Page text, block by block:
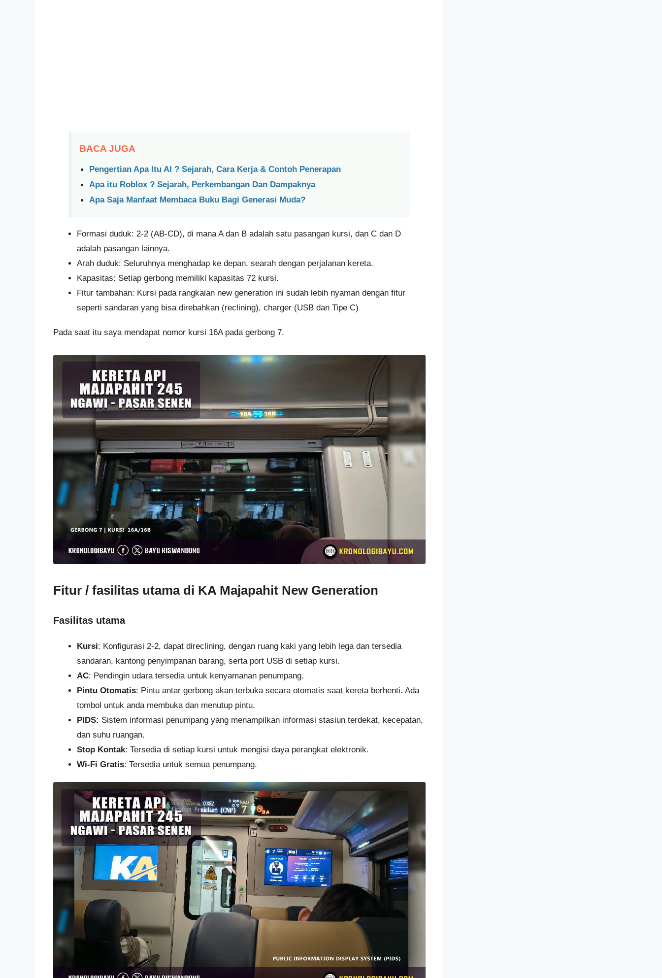
BACA JUGA
Pengertian Apa Itu AI ? Sejarah, Cara Kerja & Contoh Penerapan
Apa itu Roblox ? Sejarah, Perkembangan Dan Dampaknya
Apa Saja Manfaat Membaca Buku Bagi Generasi Muda?
Formasi duduk: 2-2 (AB-CD), di mana A dan B adalah satu pasangan kursi, dan C dan D
adalah pasangan lainnya.
Arah duduk: Seluruhnya menghadap ke depan, searah dengan perjalanan kereta.
Kapasitas: Setiap gerbong memiliki kapasitas 72 kursi.
Fitur tambahan: Kursi pada rangkaian new generation ini sudah lebih nyaman dengan fitur
seperti sandaran yang bisa direbahkan (reclining), charger (USB dan Tipe C)
Pada saat itu saya mendapat nomor kursi 16A pada gerbong 7.
Fitur / fasilitas utama di KA Majapahit New Generation
Fasilitas utama
Kursi: Konfigurasi 2-2, dapat direclining, dengan ruang kaki yang lebih lega dan tersedia
sandaran, kantong penyimpanan barang, serta port USB di setiap kursi.
AC: Pendingin udara tersedia untuk kenyamanan penumpang.
Pintu Otomatis: Pintu antar gerbong akan terbuka secara otomatis saat kereta berhenti. Ada
tombol untuk anda membuka dan menutup pintu.
PIDS: Sistem informasi penumpang yang menampilkan informasi stasiun terdekat, kecepatan,
dan suhu ruangan.
Stop Kontak: Tersedia di setiap kursi untuk mengisi daya perangkat elektronik.
Wi-Fi Gratis: Tersedia untuk semua penumpang.